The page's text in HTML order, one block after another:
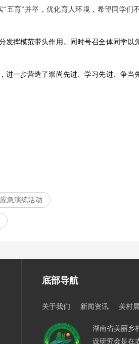
五育”并举，优化育人环境，希望同学们
挥模范带头作用。同时号召全体同学以
一步营造了崇尚先进、学习先进、争当
急演练活动
底部导航
关于我们 新闻资讯 美村
湖南省美丽乡
设研究会是在